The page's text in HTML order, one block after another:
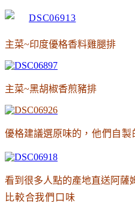
主菜~印度優格香料雞腿排
主菜~黑胡椒香煎豬排
優格建議選原味的 ，他們自
看到很多人點的產地直送阿薩
比較合我們口味